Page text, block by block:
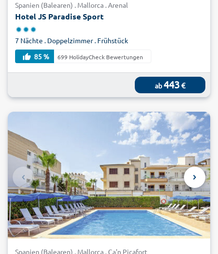
Spanien (Balearen) . Mallorca . Arenal
Hotel JS Paradise Sport
7 Nächte . Doppelzimmer . Frühstück
85 %
699 HolidayCheck Bewertungen
ab443€
Spanien (Balearen) . Mallorca . Ca'n Picafort